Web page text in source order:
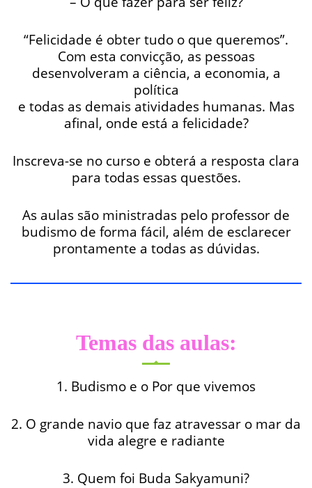
“Felicidade é obter tudo o que queremos”.
Com esta convicção, as pessoas
desenvolveram a ciência, a economia, a
política
e todas as demais atividades humanas. Mas
afinal, onde está a felicidade?
Inscreva-se no curso e obterá a resposta clara
para todas essas questões.
As aulas são ministradas pelo professor de
budismo de forma fácil, além de esclarecer
prontamente a todas as dúvidas.
Temas das aulas:
1. Budismo e o Por que vivemos
2. O grande navio que faz atravessar o mar da
vida alegre e radiante
3. Quem foi Buda Sakyamuni?